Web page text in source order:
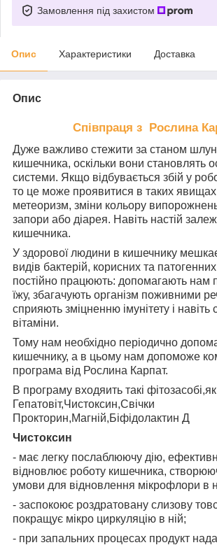
Замовлення під захистом
Опис Характеристики Доставка
Опис
Співпраця з Рослина
Дуже важливо стежити за станом
кишечника, оскільки вони становлять
системи. Якщо відбувається збій у
то це може проявитися в таких
метеоризм, зміни кольору
запори або діарея. Навіть настій
кишечника.
У здорової людини в кишечнику
видів бактерій, корисних та
постійно працюють: допомагають нам
їжу, збагачують організм поживними
сприяють зміцненню імунітету і навіть
вітаміни.
Тому нам необхідно періодично
кишечнику, а в цьому нам допоможе
програма від Рослина Карпат.
В програму входяить такі фітозасобі,як
Гепатовіт,Чистоксин,Свічки
Прокторин,Магній,Біфідолактин Д
Чистоксин
- має легку послаблюючу дію,
відновлює роботу кишечника,
умови для відновлення мікрофлори в
- заспокоює роздратовану слизову
покращує мікро циркуляцію в ній;
- при запальних процесах продукт